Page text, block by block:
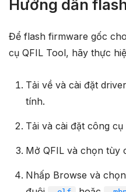
Hướng dẫn
Để flash firmware gốc
cụ QFIL Tool, hãy thực
Tải về và cài đặt
tính.
Tải và cài đặt công cụ
Mở QFIL và chọn tùy
Nhấp Browse và